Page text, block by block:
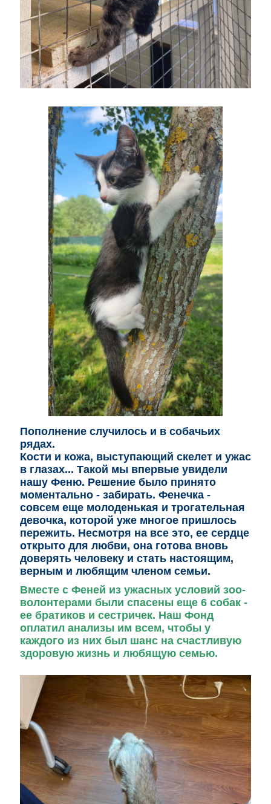
Пополнение случилось и в собачьих
рядах.
Кости и кожа, выступающий скелет и ужас
в глазах... Такой мы впервые увидели
нашу Феню. Решение было принято
моментально - забирать. Фенечка -
совсем еще молоденькая и трогательная
девочка, которой уже многое пришлось
пережить. Несмотря на все это, ее сердце
открыто для любви, она готова вновь
доверять человеку и стать настоящим,
верным и любящим членом семьи.
Вместе с Феней из ужасных условий зоо-
волонтерами были спасены еще 6 собак -
ее братиков и сестричек. Наш Фонд
оплатил анализы им всем, чтобы у
каждого из них был шанс на счастливую
здоровую жизнь и любящую семью.